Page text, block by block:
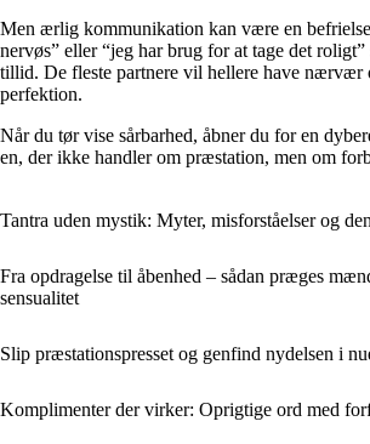
Men ærlig kommunikation kan være en
nervøs” eller “jeg har brug for at tage det
tillid. De fleste partnere vil hellere have nærvær
perfektion.
Når du tør vise sårbarhed, åbner du for en
en, der ikke handler om præstation, men om
Tantra uden mystik: Myter, misforståelser og
Fra opdragelse til åbenhed – sådan præges
sensualitet
Slip præstationspresset og genfind nydelsen i
Komplimenter der virker: Oprigtige ord med